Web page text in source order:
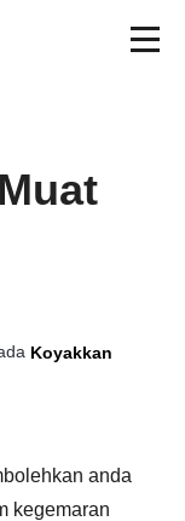
Koyakkan
anda
kegemaran